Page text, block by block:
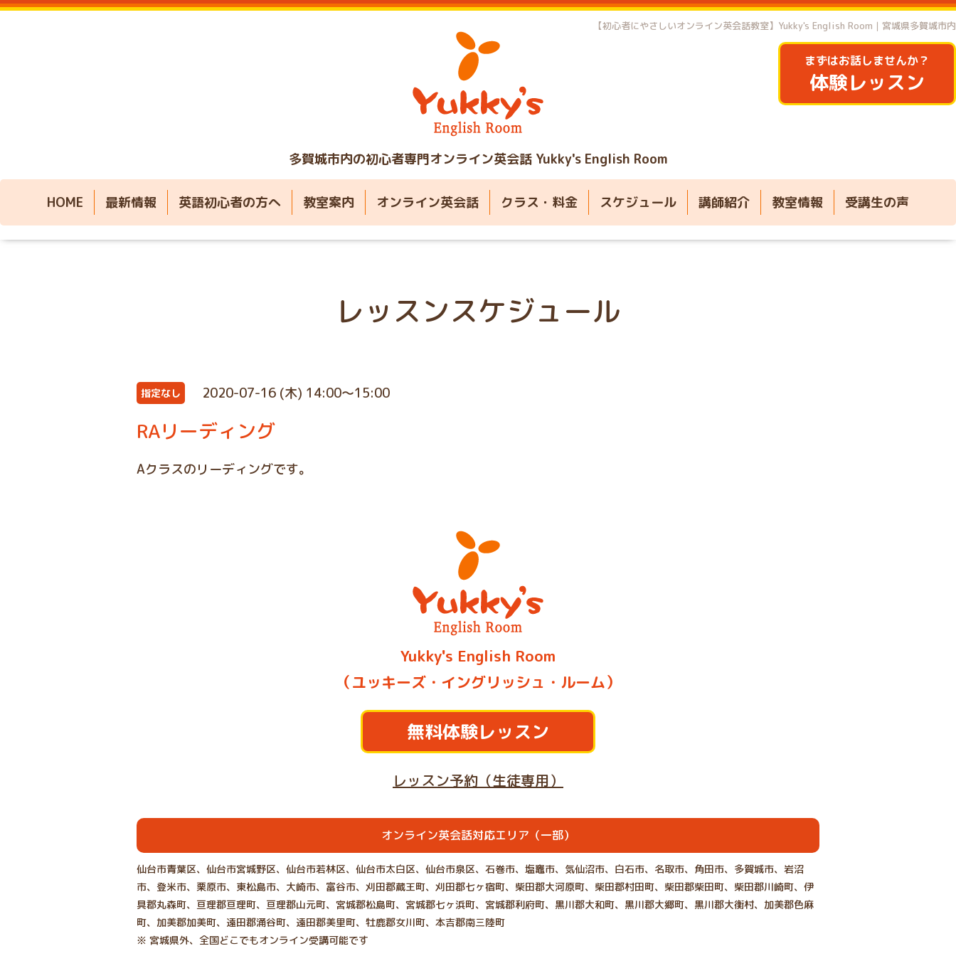
多賀城市内の初心者専門オンライン英会話 Yukky's English Room
【初心者にやさしいオンライン英会話教室】Yukky's English Room｜宮城県多賀城市内
まずはお話しませんか？
体験レッスン
HOME 最新情報 英語初心者の方へ 教室案内 オンライン英会話 クラス・料金 スケジュール 講師紹介 教室情報 受講生の声
レッスンスケジュール
指定なし 2020-07-16 (木) 14:00～15:00
RAリーディング
Aクラスのリーディングです。
Yukky's English Room
（ユッキーズ・イングリッシュ・ルーム）
無料体験レッスン
レッスン予約（生徒専用）
オンライン英会話対応エリア（一部）
仙台市青葉区、仙台市宮城野区、仙台市若林区、仙台市太白区、仙台市泉区、石巻市、塩竈市、気仙沼市、白石市、名取市、角田市、多賀城市、岩沼
市、登米市、栗原市、東松島市、大崎市、富谷市、刈田郡蔵王町、刈田郡七ヶ宿町、柴田郡大河原町、柴田郡村田町、柴田郡柴田町、柴田郡川崎町、伊
具郡丸森町、亘理郡亘理町、亘理郡山元町、宮城郡松島町、宮城郡七ヶ浜町、宮城郡利府町、黒川郡大和町、黒川郡大郷町、黒川郡大衡村、加美郡色麻
町、加美郡加美町、遠田郡涌谷町、遠田郡美里町、牡鹿郡女川町、本吉郡南三陸町
※ 宮城県外、全国どこでもオンライン受講可能です